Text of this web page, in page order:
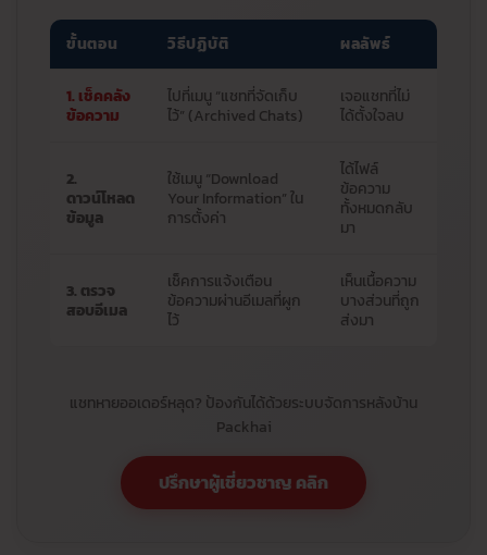
ขั้นตอน วิธีปฏิบัติ ผลลัพธ์
1. เช็คคลัง
ข้อความ
ไปที่เมนู “แชทที่จัดเก็บ
ไว้” (Archived Chats)
เจอแชทที่ไม่
ได้ตั้งใจลบ
2.
ดาวน์โหลด
ข้อมูล
ใช้เมนู “Download
Your Information” ใน
การตั้งค่า
ได้ไฟล์
ข้อความ
ทั้งหมดกลับ
มา
3. ตรวจ
สอบอีเมล
เช็คการแจ้งเตือน
ข้อความผ่านอีเมลที่ผูก
ไว้
เห็นเนื้อความ
บางส่วนที่ถูก
ส่งมา
แชทหายออเดอร์หลุด? ป้องกันได้ด้วยระบบจัดการหลังบ้าน
Packhai
ปรึกษาผู้เชี่ยวชาญ คลิก